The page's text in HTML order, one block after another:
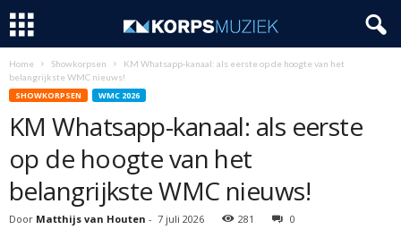
Home Showkorpsen
KM Whatsapp-kanaal: als eerste op de hoogte van het
belangrijkste WMC nieuws!
SHOWKORPSEN WMC 2026
KM Whatsapp-kanaal: als eerste
op de hoogte van het
belangrijkste WMC nieuws!
Door Matthijs van Houten - 7 juli 2026 281 0